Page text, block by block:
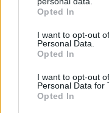
grant or deny consent
use your data for
consent section.
Opted In
I want to opt-out
Personal Data.
Opted In
I want to opt-out
Personal Data for
Opted In
Μακαρονάδα με
πριν 12 λεπτά
Ρωσικά πλήγματα σε
ανάμεσά τους ένα
πριν μία ώρα
Ήττα της Σάκκαρη
στο Τορόντο
08.08.2026, 03:37